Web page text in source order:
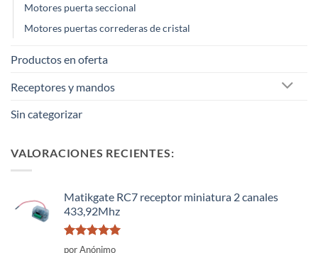
Motores puerta seccional
Motores puertas correderas de cristal
Productos en oferta
Receptores y mandos
Sin categorizar
VALORACIONES RECIENTES:
Matikgate RC7 receptor miniatura 2 canales
433,92Mhz
Valorado
por Anónimo